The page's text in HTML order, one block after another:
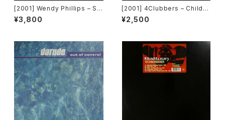
[2001] Wendy Phillips – Sta
y [Not On Label]
¥3,800
[2001] 4Clubbers – Childre
n [Dropout]
¥2,500